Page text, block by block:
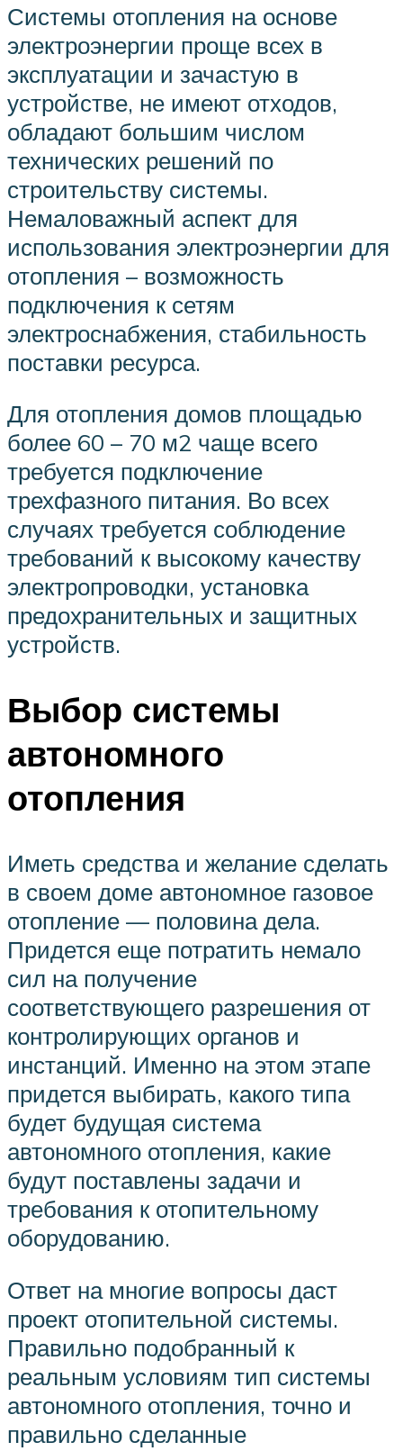
Системы отопления на основе
электроэнергии проще всех в
эксплуатации и зачастую в
устройстве, не имеют отходов,
обладают большим числом
технических решений по
строительству системы.
Немаловажный аспект для
использования электроэнергии для
отопления – возможность
подключения к сетям
электроснабжения, стабильность
поставки ресурса.
Для отопления домов площадью
более 60 – 70 м2 чаще всего
требуется подключение
трехфазного питания. Во всех
случаях требуется соблюдение
требований к высокому качеству
электропроводки, установка
предохранительных и защитных
устройств.
Выбор системы
автономного
отопления
Иметь средства и желание сделать
в своем доме автономное газовое
отопление — половина дела.
Придется еще потратить немало
сил на получение
соответствующего разрешения от
контролирующих органов и
инстанций. Именно на этом этапе
придется выбирать, какого типа
будет будущая система
автономного отопления, какие
будут поставлены задачи и
требования к отопительному
оборудованию.
Ответ на многие вопросы даст
проект отопительной системы.
Правильно подобранный к
реальным условиям тип системы
автономного отопления, точно и
правильно сделанные